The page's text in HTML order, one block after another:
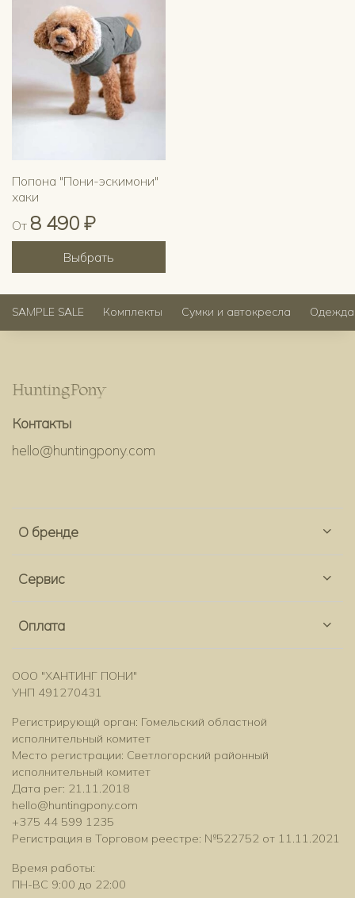
Попона "Пони-эскимони"
хаки
От 8 490 ₽
Выбрать
SAMPLE SALE Комплекты Сумки и автокресла Одежда
О бренде
Сервис
Оплата
Контакты
hello@huntingpony.com
ООО "ХАНТИНГ ПОНИ"
УНП 491270431
Регистрирующй орган: Гомельский областной
исполнительный комитет
Место регистрации: Светлогорский районный
исполнительный комитет
Дата рег: 21.11.2018
hello@huntingpony.com
+375 44 599 1235
Регистрация в Торговом реестре: №522752 от 11.11.2021
Время работы:
ПН-ВС 9:00 до 22:00